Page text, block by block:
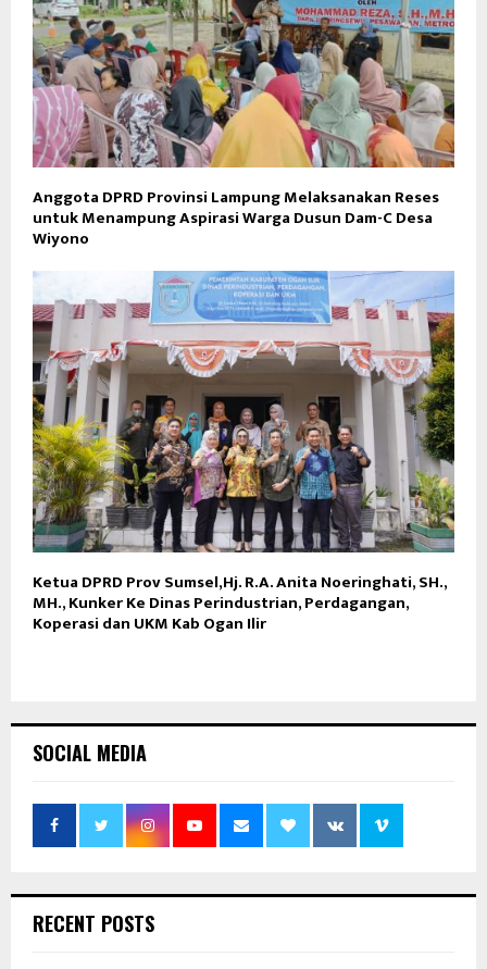
Anggota DPRD Provinsi Lampung Melaksanakan Reses
untuk Menampung Aspirasi Warga Dusun Dam-C Desa
Wiyono
Ketua DPRD Prov Sumsel,Hj. R.A. Anita Noeringhati, SH.,
MH., Kunker Ke Dinas Perindustrian, Perdagangan,
Koperasi dan UKM Kab Ogan Ilir
SOCIAL MEDIA
RECENT POSTS